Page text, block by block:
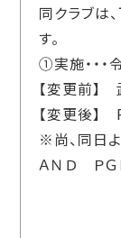
同クラブは
す。
①実施・・・
【変更前】
【変更後】
※尚、同日
ＡＮＤ ＰＧ